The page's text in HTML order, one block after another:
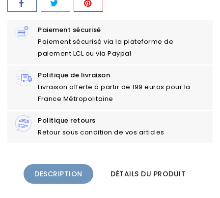
Paiement sécurisé
Paiement sécurisé via la plateforme de
paiement LCL ou via Paypal
Politique de livraison
Livraison offerte à partir de 199 euros pour la
France Métropolitaine
Politique retours
Retour sous condition de vos articles
DESCRIPTION DÉTAILS DU PRODUIT